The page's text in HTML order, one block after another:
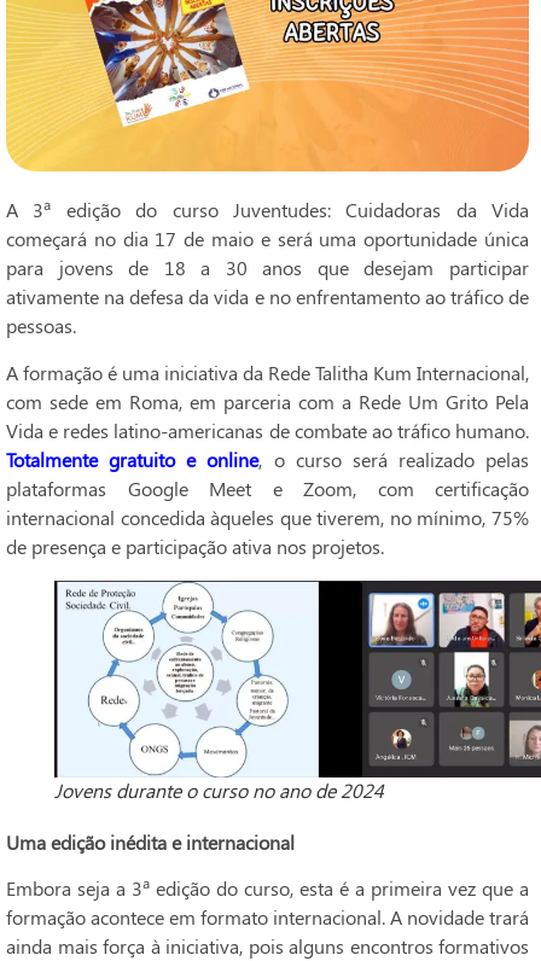
A 3ª edição do curso Juventudes: Cuidadoras da Vida
começará no dia 17 de maio e será uma oportunidade única
para jovens de 18 a 30 anos que desejam participar
ativamente na defesa da vida e no enfrentamento ao tráfico de
pessoas.
A formação é uma iniciativa da Rede Talitha Kum Internacional,
com sede em Roma, em parceria com a Rede Um Grito Pela
Vida e redes latino-americanas de combate ao tráfico humano.
Totalmente gratuito e online, o curso será realizado pelas
plataformas Google Meet e Zoom, com certificação
internacional concedida àqueles que tiverem, no mínimo, 75%
de presença e participação ativa nos projetos.
Jovens durante o curso no ano de 2024
Uma edição inédita e internacional
Embora seja a 3ª edição do curso, esta é a primeira vez que a
formação acontece em formato internacional. A novidade trará
ainda mais força à iniciativa, pois alguns encontros formativos